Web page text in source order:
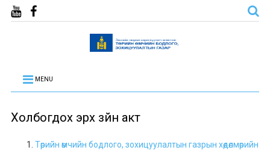
MENU
Холбогдох эрх зүйн акт
Төрийн өмчийн бодлого, зохицуулалтын газрын хөдөлмөрийн